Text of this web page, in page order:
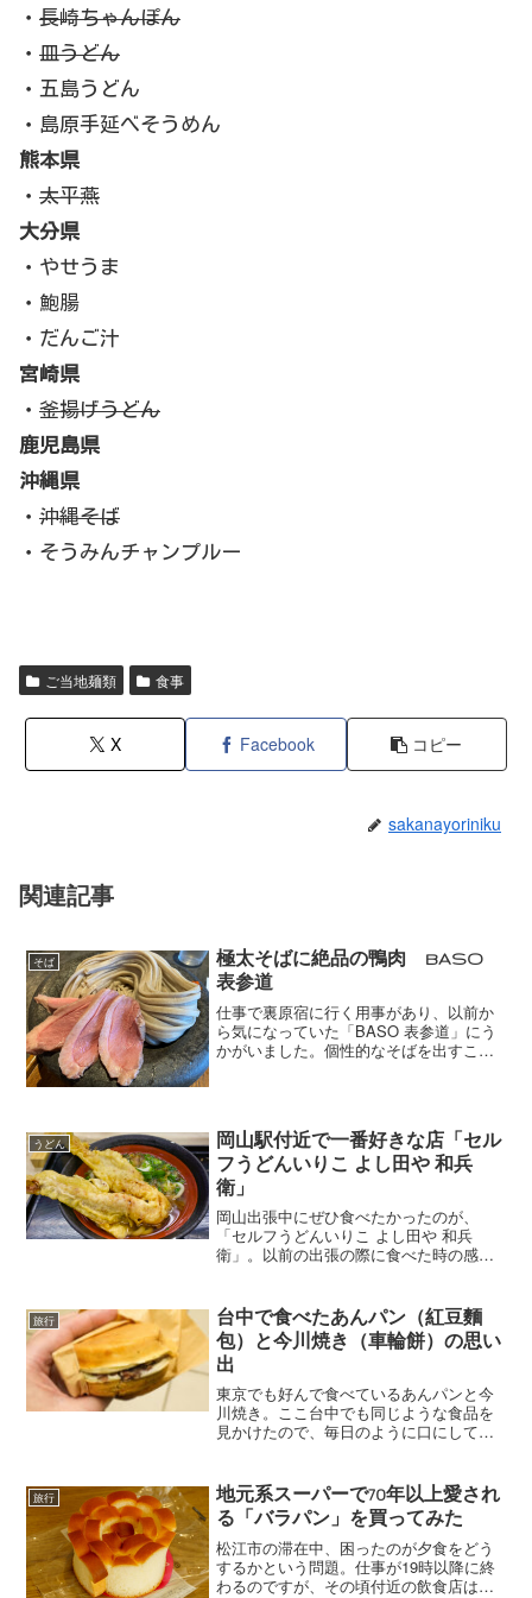
・ 長崎ちゃんぽん
・ 皿うどん
・五島うどん
・島原手延べそうめん
熊本県
・ 太平燕
大分県
・やせうま
・鮑腸
・だんご汁
宮崎県
・ 釜揚げうどん
鹿児島県
沖縄県
・ 沖縄そば
・そうみんチャンプルー
ご当地麺類 食事
X Facebook コピー
sakanayoriniku
関連記事
そば
極太そばに絶品の鴨肉 BASO
表参道
仕事で裏原宿に行く用事があり、以前か
ら気になっていた「BASO 表参道」にう
かがいました。個性的なそばを出すこと
います。客層は...
うどん
岡山駅付近で一番好きな店「セル
フうどんいりこ よし田や 和兵
衛」
岡山出張中にぜひ食べたかったのが、
「セルフうどんいりこ よし田や 和兵
衛」。以前の出張の際に食べた時の感動
前にある第一セントラルビル地下1階。開
店時間の11時に訪店しま...
旅行
台中で食べたあんパン（紅豆麵
包）と今川焼き（車輪餅）の思い
出
東京でも好んで食べているあんパンと今
川焼き。ここ台中でも同じような食品を
見かけたので、毎日のように口にしてい
ール）で入手したものです。6日間の滞在
中、おそらく2回は買っ...
旅行
地元系スーパーで70年以上愛され
る「バラパン」を買ってみた
松江市の滞在中、困ったのが夕食をどう
するかという問題。仕事が19時以降に終
わるのですが、その頃付近の飲食店はほ